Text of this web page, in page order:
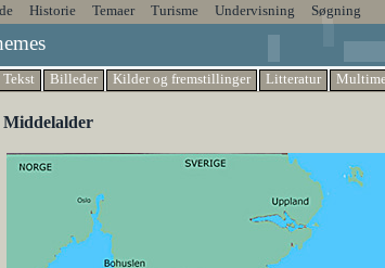
Historie Temaer Turisme Undervisning Søgning
Tekst Billeder Kilder og fremstillinger Litteratur
Middelalder